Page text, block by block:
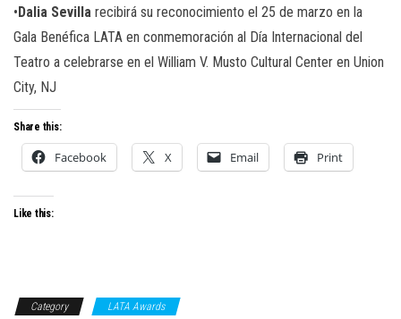
• Dalia Sevilla recibirá su reconocimiento el 25 de marzo en la
Gala Benéfica LATA en conmemoración al Día Internacional del
Teatro a celebrarse en el William V. Musto Cultural Center en Union
City, NJ
Share this:
Facebook X Email Print
Like this:
Category LATA Awards